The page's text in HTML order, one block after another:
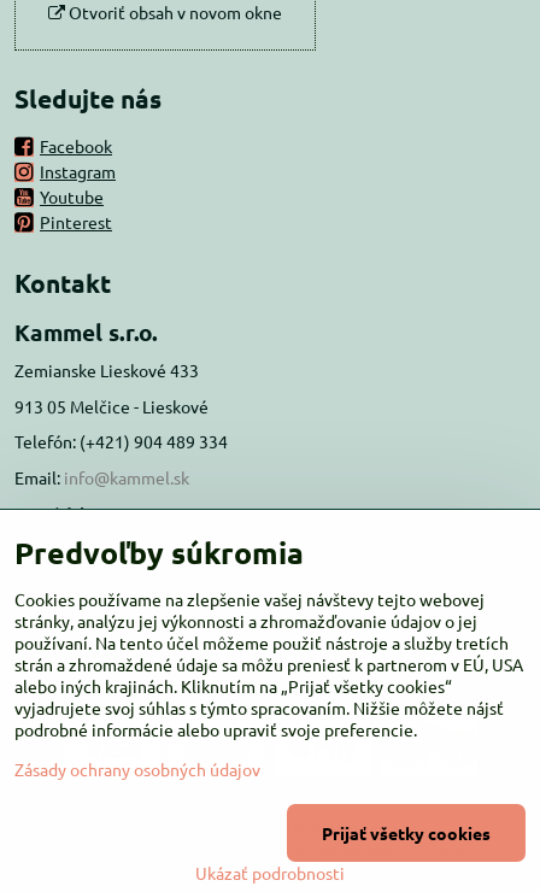
Otvoriť obsah v novom okne
Sledujte nás
Facebook
Instagram
Youtube
Pinterest
Kontakt
Kammel s.r.o.
Zemianske Lieskové 433
913 05 Melčice - Lieskové
Telefón: (+421) 904 489 334
Email: info@kammel.sk
Prevádzka:
Administratívna budova PD Melčice
Otváracie hodiny:PO-ŠT 8:00 - 16:00
PIA-NE Zatvorené
Copyright
Zásady ochrany osobných údajov
Vytvorené pomocou:BiznisWeb.sk
Predvoľby súkromia
Cookies používame na zlepšenie vašej návštevy tejto webovej
stránky, analýzu jej výkonnosti a zhromažďovanie údajov o jej
používaní. Na tento účel môžeme použiť nástroje a služby tretích
strán a zhromaždené údaje sa môžu preniesť k partnerom v EÚ, USA
alebo iných krajinách. Kliknutím na „Prijať všetky cookies“
vyjadrujete svoj súhlas s týmto spracovaním. Nižšie môžete nájsť
podrobné informácie alebo upraviť svoje preferencie.
Zásady ochrany osobných údajov
Ukázať podrobnosti
Prijať všetky cookies